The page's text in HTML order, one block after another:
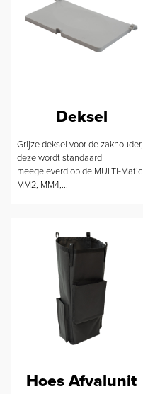
Deksel
Grijze deksel voor de zakhouder,
deze wordt standaard
meegeleverd op de MULTI-Matic
MM2, MM4,...
Hoes Afvalunit